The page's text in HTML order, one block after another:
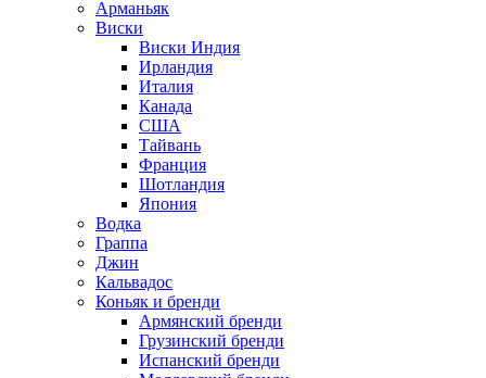
Арманьяк
Виски
Виски Индия
Ирландия
Италия
Канада
США
Тайвань
Франция
Шотландия
Япония
Водка
Граппа
Джин
Кальвадос
Коньяк и бренди
Армянский бренди
Грузинский бренди
Испанский бренди